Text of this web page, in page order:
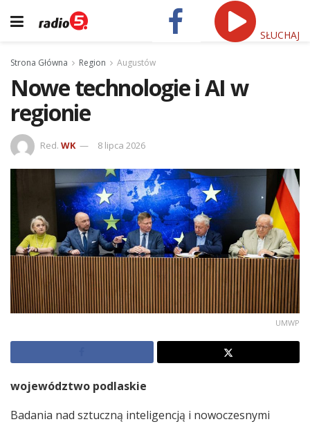
SŁUCHAJ
Strona Główna Region Augustów
Nowe technologie i AI w
regionie
Red. WK 8 lipca 2026
UMWP
województwo podlaskie
Badania nad sztuczną inteligencją i nowoczesnymi